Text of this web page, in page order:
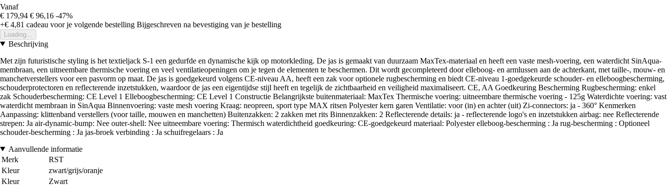
Vanaf
€ 179,94 € 96,16 -47%
+€ 4,81 cadeau voor je volgende bestelling Bijgeschreven na bevestiging van je bestelling
Loading...
Beschrijving
Met zijn futuristische styling is het textieljack S-1 een gedurfde en dynamische kijk op motorkleding. De jas is gemaakt van duurzaam MaxTex-materiaal en heeft een vaste mesh-voering, een waterdicht SinAqua-
membraan, een uitneembare thermische voering en veel ventilatieopeningen om je tegen de elementen te beschermen. Dit wordt gecompleteerd door elleboog- en armlussen aan de achterkant, met taille-, mouw- en
manchetverstellers voor een pasvorm op maat. De jas is goedgekeurd volgens CE-niveau AA, heeft een zak voor optionele rugbescherming en biedt CE-niveau 1-goedgekeurde schouder- en elleboogbescherming,
schouderprotectoren en reflecterende inzetstukken, waardoor de jas een eigentijdse stijl heeft en tegelijk de zichtbaarheid en veiligheid maximaliseert. CE, AA Goedkeuring Bescherming Rugbescherming: enkel
zak Schouderbescherming: CE Level 1 Elleboogbescherming: CE Level 1 Constructie Belangrijkste buitenmateriaal: MaxTex Thermische voering: uitneembare thermische voering - 125g Waterdichte voering: vast
waterdicht membraan in SinAqua Binnenvoering: vaste mesh voering Kraag: neopreen, sport type MAX ritsen Polyester kern garen Ventilatie: voor (in) en achter (uit) Zi-connectors: ja - 360° Kenmerken
Aanpassing: klittenband verstellers (voor taille, mouwen en manchetten) Buitenzakken: 2 zakken met rits Binnenzakken: 2 Reflecterende details: ja - reflecterende logo's en inzetstukken airbag: nee Reflecterende
strepen: Ja air-dynamic-bump: Nee outer-shell: Nee uitneembare voering: Thermisch waterdichtheid goedkeuring: CE-goedgekeurd materiaal: Polyester elleboog-bescherming : Ja rug-bescherming : Optioneel
schouder-bescherming : Ja jas-broek verbinding : Ja schuifregelaars : Ja
Aanvullende informatie
Merk
RST
Kleur
zwart/grijs/oranje
Kleur
Zwart